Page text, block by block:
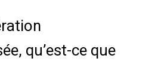
qu’est-ce que